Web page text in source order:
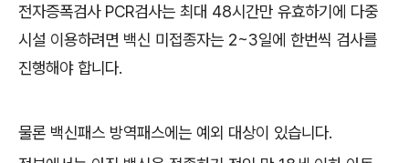
전자증폭검사 PCR검사는 최대 48시간만 유효하기에 다중
시설 이용하려면 백신 미접종자는 2~3일에 한번씩 검사를
진행해야 합니다.
물론 백신패스 방역패스에는 예외 대상이 있습니다.